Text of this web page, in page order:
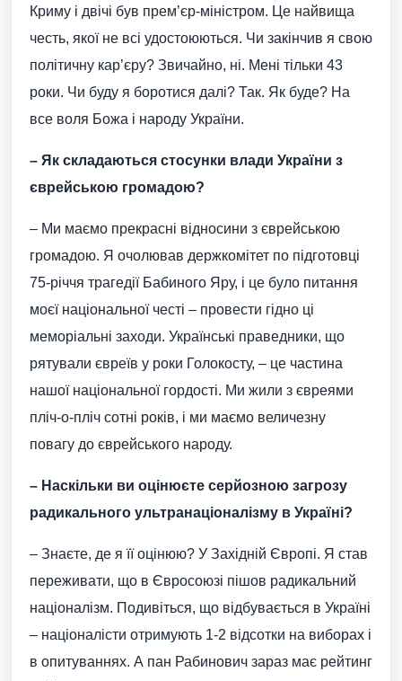
Криму і двічі був прем’єр-міністром. Це найвища
честь, якої не всі удостоюються. Чи закінчив я свою
політичну кар’єру? Звичайно, ні. Мені тільки 43
роки. Чи буду я боротися далі? Так. Як буде? На
все воля Божа і народу України.
– Як складаються стосунки влади України з
єврейською громадою?
– Ми маємо прекрасні відносини з єврейською
громадою. Я очолював держкомітет по підготовці
75-річчя трагедії Бабиного Яру, і це було питання
моєї національної честі – провести гідно ці
меморіальні заходи. Українські праведники, що
рятували євреїв у роки Голокосту, – це частина
нашої національної гордості. Ми жили з євреями
пліч-о-пліч сотні років, і ми маємо величезну
повагу до єврейського народу.
– Наскільки ви оцінюєте серйозною загрозу
радикального ультранаціоналізму в Україні?
– Знаєте, де я її оцінюю? У Західній Європі. Я став
переживати, що в Євросоюзі пішов радикальний
націоналізм. Подивіться, що відбувається в Україні
– націоналісти отримують 1-2 відсотки на виборах і
в опитуваннях. А пан Рабинович зараз має рейтинг